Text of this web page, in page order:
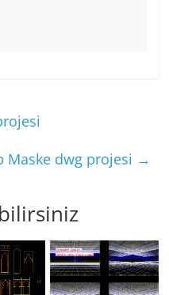
Maske dwg projesi →